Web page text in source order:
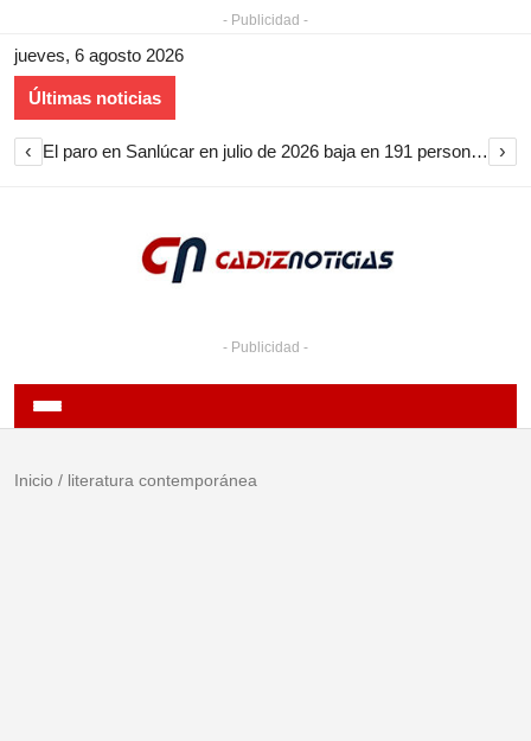
- Publicidad -
jueves, 6 agosto 2026
Últimas noticias
‹ El paro en Sanlúcar en julio de 2026 baja en 191 personas y encadena nueve meses de descenso ›
- Publicidad -
Inicio / literatura contemporánea